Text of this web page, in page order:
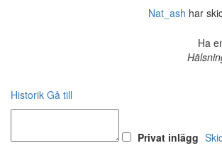
Nat_ash har
Ha
Historik Gå till
Privat inlägg